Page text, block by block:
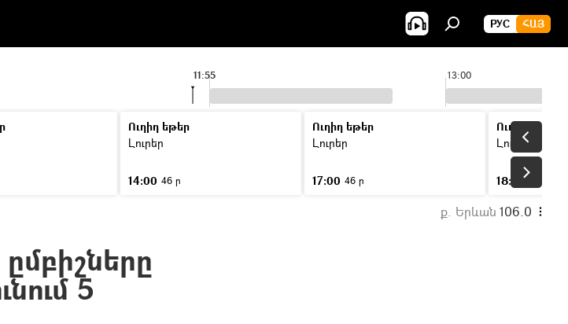
РУС ՀԱՅ
13:00
11:55
Ուղիղ եթեր
Լուրեր
14:00 46 ր
Ուղիղ եթեր
Լուրեր
17:00 46 ր
Ուղիղ եթեր
Լուրեր
18:00
ք. Երևան 106.0
5